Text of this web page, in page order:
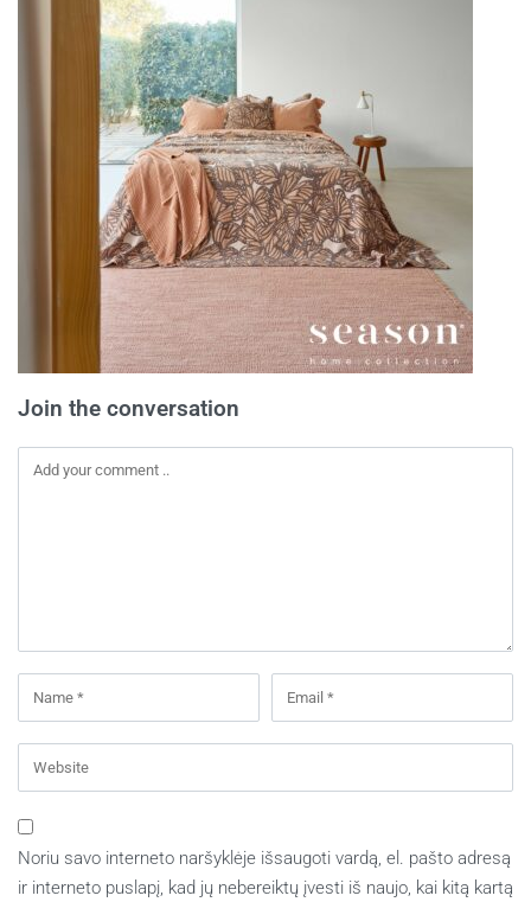
Join the conversation
Noriu savo interneto naršyklėje išsaugoti vardą, el. pašto adresą
ir interneto puslapį, kad jų nebereiktų įvesti iš naujo, kai kitą kartą